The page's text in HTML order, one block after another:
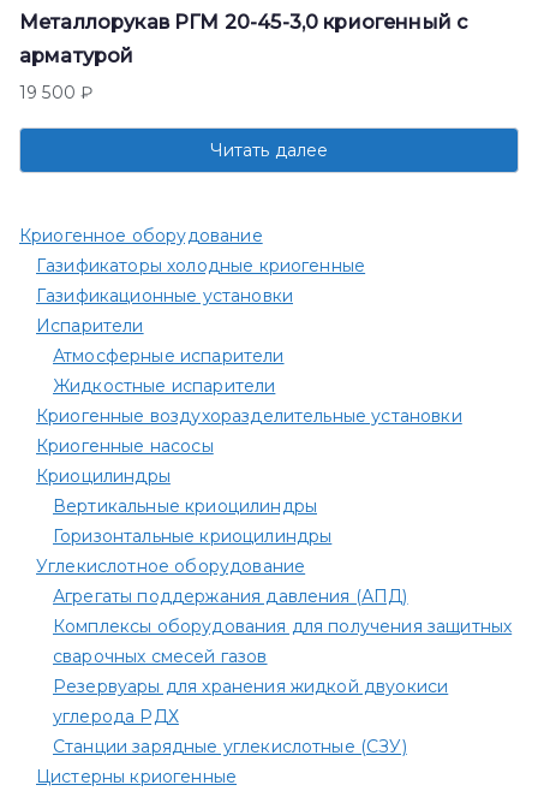
Металлорукав РГМ 20-45-3,0 криогенный с
арматурой
19 500₽
Читать далее
Криогенное оборудование
Газификаторы холодные криогенные
Газификационные установки
Испарители
Атмосферные испарители
Жидкостные испарители
Криогенные воздухоразделительные установки
Криогенные насосы
Криоцилиндры
Вертикальные криоцилиндры
Горизонтальные криоцилиндры
Углекислотное оборудование
Агрегаты поддержания давления (АПД)
Комплексы оборудования для получения защитных
сварочных смесей газов
Резервуары для хранения жидкой двуокиси
углерода РДХ
Станции зарядные углекислотные (СЗУ)
Цистерны криогенные